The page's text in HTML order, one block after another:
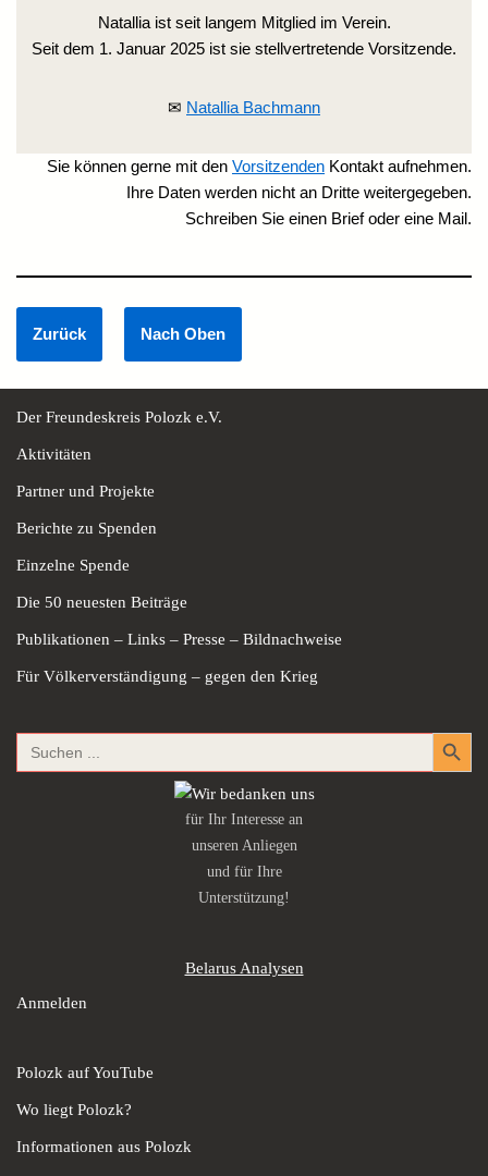
Natallia ist seit langem Mitglied im Verein.
Seit dem 1. Januar 2025 ist sie stellvertretende Vorsitzende.
✉ Natallia Bachmann
Sie können gerne mit den Vorsitzenden Kontakt aufnehmen.
Ihre Daten werden nicht an Dritte weitergegeben.
Schreiben Sie einen Brief oder eine Mail.
Der Freundeskreis Polozk e.V.
Aktivitäten
Partner und Projekte
Berichte zu Spenden
Einzelne Spende
Die 50 neuesten Beiträge
Publikationen – Links – Presse – Bildnachweise
Für Völkerverständigung – gegen den Krieg
Search
for:
Search Button
für Ihr Interesse an
unseren Anliegen
und für Ihre
Unterstützung!
Belarus Analysen
Anmelden
Polozk auf YouTube
Wo liegt Polozk?
Informationen aus Polozk